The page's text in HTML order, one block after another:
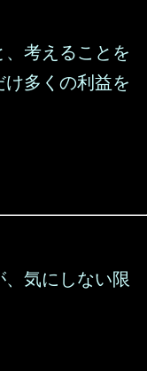
考えることを
多くの利益を
気にしない限